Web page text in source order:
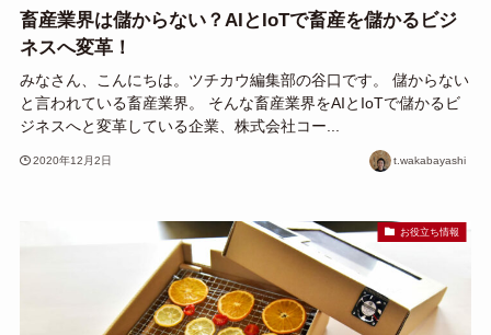
畜産業界は儲からない？AIとIoTで畜産を儲かるビジ
ネスへ変革！
みなさん、こんにちは。ツチカウ編集部の谷口です。 儲からない
と言われている畜産業界。 そんな畜産業界をAIとIoTで儲かるビ
ジネスへと変革している企業、株式会社コー...
2020年12月2日 t.wakabayashi
お役立ち情報